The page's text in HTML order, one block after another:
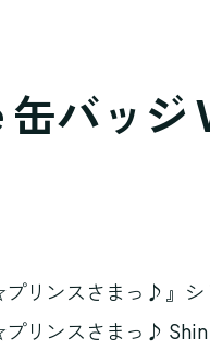
バッ
プリンスさまっ♪』
プリンスさまっ♪